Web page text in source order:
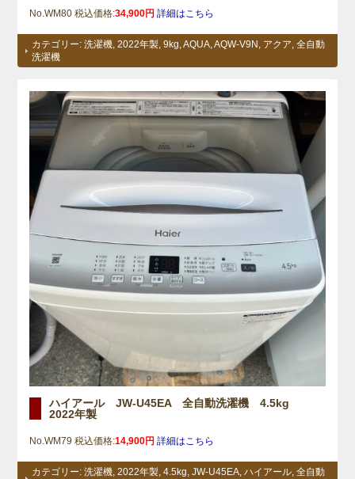
No.WM80 税込価格:34,900円 詳細はこちら
カテゴリー:洗濯機 ,2022年製 ,9kg ,AQUA ,AQW-V9N アクア ,全自動
洗濯機
ハイアール JW-U45EA 全自動洗濯機 4.5kg
2022年製
No.WM79 税込価格:14,900円 詳細はこちら
カテゴリー:洗濯機 ,2022年製 ,4.5kg ,JW-U45EA ,ハイアール ,全自動